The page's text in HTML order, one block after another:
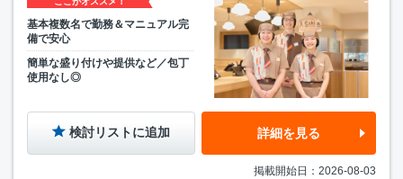
基本複数名で勤務＆マニュアル完
備で安心
簡単な盛り付けや提供など／包丁
使用なし◎
検討リストに追加 詳細を見る
掲載開始日：2026-08-03